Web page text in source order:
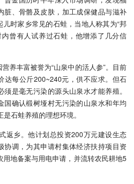
脏、骨骼及皮肤，加工成保健品与滋补
时家乡常见的石蛙，当地人称其为“邦
曾有人试养过石蛙，他增添了几分信
养丰富被誉为“山泉中的活人参”。目前
达每公斤200~240元，供不应求。但石
是毫无污染的源头山泉水才能养殖。
国确认椴树垭村无污染的山泉水和年均
石蛙养殖的理想环境。
返乡。他计划总投资200万元建设生态
协调，为其申请村集体经济扶持项目资
地备案与用电申请，并流转农民耕地5